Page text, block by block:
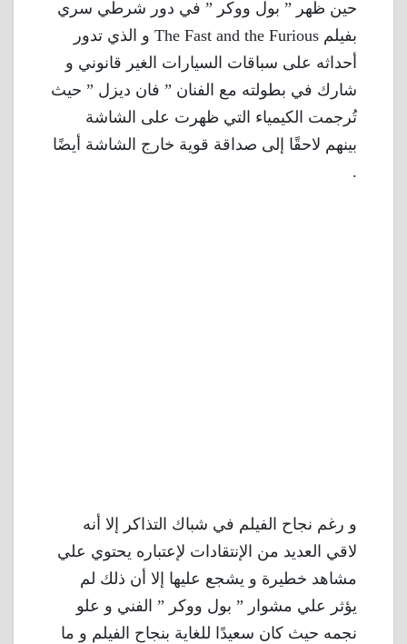
حين ظهر ” بول ووكر ” في دور شرطي سري
بفيلم The Fast and the Furious و الذي تدور
أحداثه على سباقات السيارات الغير قانوني و
شارك في بطولته مع الفنان ” فان ديزل ” حيث
تُرجمت الكيمياء التي ظهرت على الشاشة
بينهم لاحقًا إلى صداقة قوية خارج الشاشة أيضًا
.
و رغم نجاح الفيلم في شباك التذاكر إلا أنه
لاقي العديد من الإنتقادات لإعتباره يحتوي علي
مشاهد خطيرة و يشجع عليها إلا أن ذلك لم
يؤثر علي مشوار ” بول ووكر ” الفني و علو
نجمه حيث كان سعيدًا للغاية بنجاح الفيلم و ما